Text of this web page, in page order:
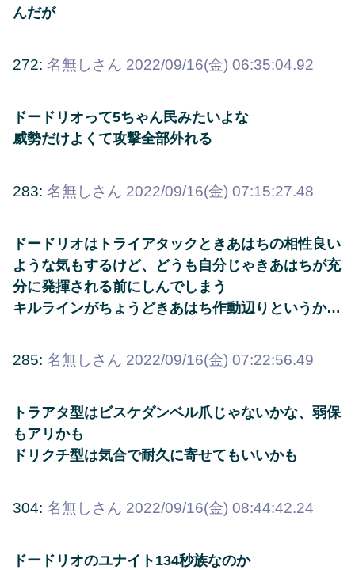
んだが
272: 名無しさん 2022/09/16(金) 06:35:04.92
ドードリオって5ちゃん民みたいよな
威勢だけよくて攻撃全部外れる
283: 名無しさん 2022/09/16(金) 07:15:27.48
ドードリオはトライアタックときあはちの相性良い
ような気もするけど、どうも自分じゃきあはちが充
分に発揮される前にしんでしまう
キルラインがちょうどきあはち作動辺りというか…
285: 名無しさん 2022/09/16(金) 07:22:56.49
トラアタ型はビスケダンベル爪じゃないかな、弱保
もアリかも
ドリクチ型は気合で耐久に寄せてもいいかも
304: 名無しさん 2022/09/16(金) 08:44:42.24
ドードリオのユナイト134秒族なのか